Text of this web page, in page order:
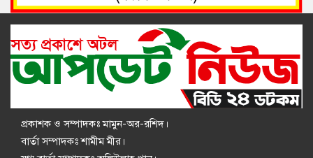
১১
১২
বাকেরগঞ্জে মেয়াদোত্তীর্ণ ১১ ইউনিয়ন পরিষদে প্রশাসক নিয়োগ
১৩
জীবননগর সীমান্ত দিয়ে ৩ জনকে পুশইনের চেষ্টা, প্রতিহত করল বিজিবি
প্রকাশক ও সম্পাদকঃ মামুন-অর-রশিদ।
বার্তা সম্পাদকঃ শামীম মীর।